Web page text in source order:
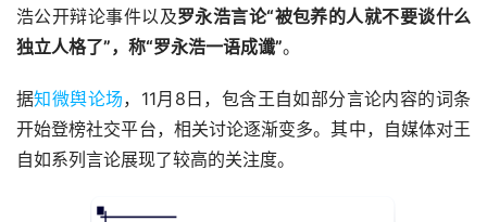
浩公开辩论事件以及罗永浩言论“被包养的人就不要谈什么
独立人格了”，称“罗永浩一语成谶”。
据知微舆论场，11月8日，包含王自如部分言论内容的词条
开始登榜社交平台，相关讨论逐渐变多。其中，自媒体对王
自如系列言论展现了较高的关注度。